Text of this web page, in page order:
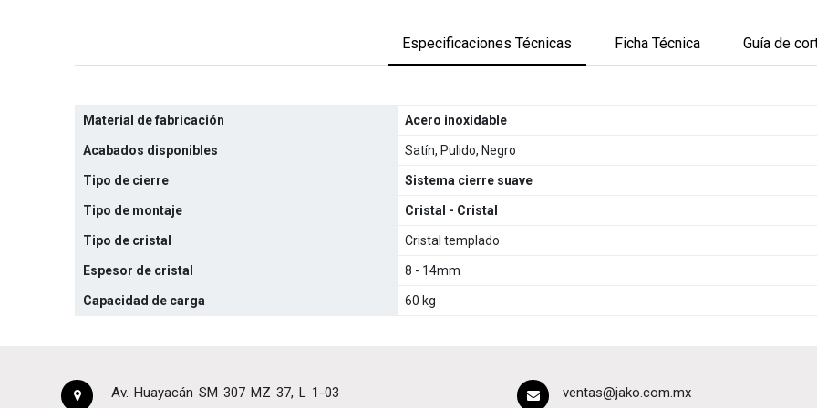
Especificaciones Técnicas Ficha Técnica Guía de
Material de fabricación Acero inoxidable
Acabados disponibles Satín, Pulido, Negro
Tipo de cierre Sistema cierre suave
Tipo de montaje Cristal - Cristal
Tipo de cristal Cristal templado
Espesor de cristal 8 - 14mm
Capacidad de carga 60 kg
Av. Huayacán SM 307 MZ 37, L 1-03
ventas@jako.com.mx